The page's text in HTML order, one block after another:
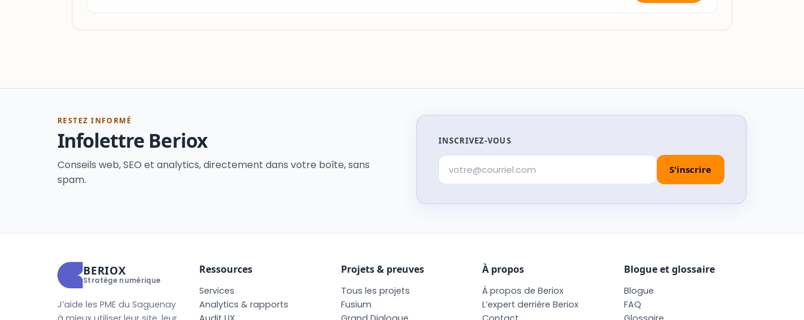
RESTEZ INFORMÉ
Infolettre Beriox
Conseils web, SEO et analytics, directement dans votre boîte, sans
spam.
INSCRIVEZ-VOUS
BERIOX
Stratège numérique
J’aide les PME du Saguenay
Ressources
Services
Analytics & rapports
Projets & preuves
Tous les projets
Fusium
À propos
À propos de Beriox
L’expert derrière Beriox
Blogue et glossaire
Blogue
FAQ